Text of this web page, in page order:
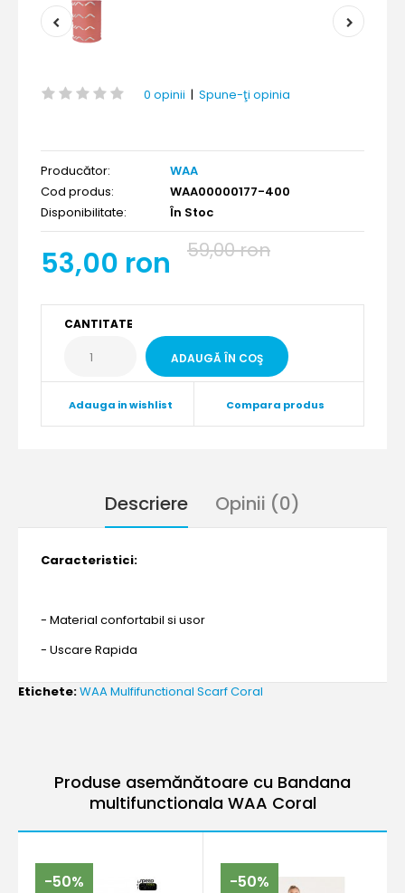
0 opinii | Spune-ţi opinia
Producător:
WAA
Cod produs:
WAA00000177-400
Disponibilitate:
În Stoc
53,00 ron 59,00 ron
CANTITATE
Adauga in wishlist Compara produs
Descriere Opinii (0)
Caracteristici:
- Material confortabil si usor
- Uscare Rapida
Etichete:WAA Mulfifunctional Scarf Coral
Produse asemănătoare cu Bandana
multifunctionala WAA Coral
-50% -50%